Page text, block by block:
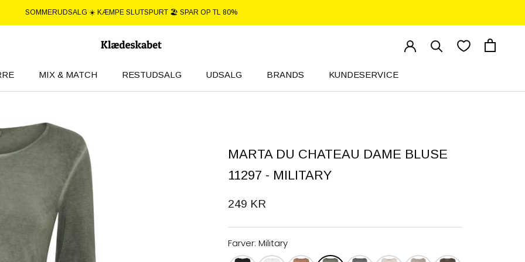
SOMMERUDSALG ☀️ KÆMPE SLUTSPURT 🏖️ SPAR OP TL 80%
MIX & MATCH RESTUDSALG
UDSALG
BRANDS
KUNDESERVICE
MARTA DU CHATEAU DAME BLUSE
11297 - MILITARY
249 KR
Farver: Military